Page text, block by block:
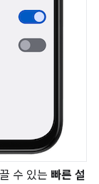
수 있는 빠른 설